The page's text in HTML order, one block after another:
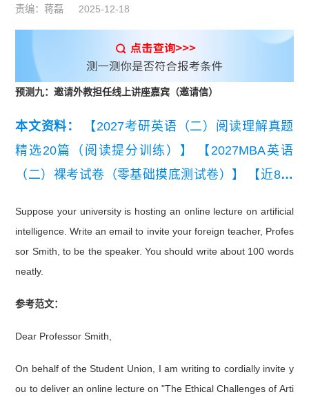
责编：蒋磊 2025-12-18
预测九：邀请外教担任线上讲座嘉宾（邀请信）
本文资料：
【2027考研英语（二）阅读理解真题
精选20篇（阅读提分训练）】
【2027MBA英语
（二）裸考试卷（零基础摸底测试卷）】
【近8年
英语（二）历年真题词频表（高频）】 【考研英语
二小作文十大类型写作模板】
Suppose your university is hosting an online lecture on artificial
intelligence. Write an email to invite your foreign teacher, Profes
sor Smith, to be the speaker. You should write about 100 words
neatly.
参考范文：
Dear Professor Smith,
On behalf of the Student Union, I am writing to cordially invite y
ou to deliver an online lecture on "The Ethical Challenges of Arti